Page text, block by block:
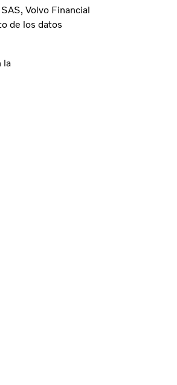
Volvo Financial
de los datos
la